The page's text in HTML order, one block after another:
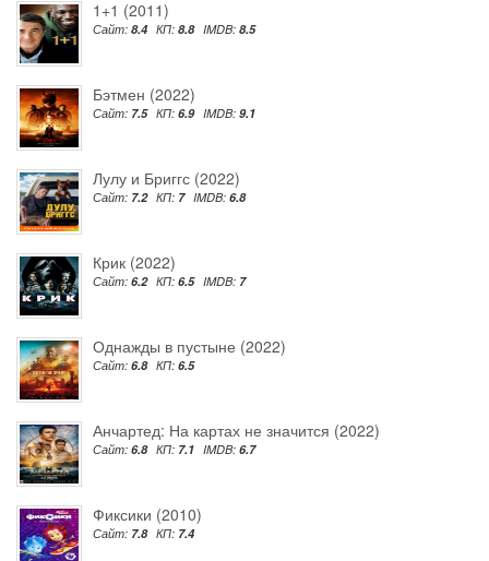
1+1 (2011)
Сайт: 8.4 КП: 8.8 IMDB: 8.5
Бэтмен (2022)
Сайт: 7.5 КП: 6.9 IMDB: 9.1
Лулу и Бриггс (2022)
Сайт: 7.2 КП: 7 IMDB: 6.8
Крик (2022)
Сайт: 6.2 КП: 6.5 IMDB: 7
Однажды в пустыне (2022)
Сайт: 6.8 КП: 6.5
Анчартед: На картах не значится (2022)
Сайт: 6.8 КП: 7.1 IMDB: 6.7
Фиксики (2010)
Сайт: 7.8 КП: 7.4